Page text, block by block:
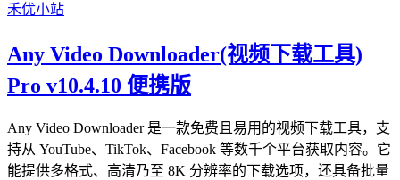
Any Video Downloader(视频下载工具)
Pro v10.4.10 便携版
Any Video Downloader 是一款免费且易用的视频下载工具，支
持从 YouTube、TikTok、Facebook 等数千个平台获取内容。它
能提供多格式、高清乃至 8K 分辨率的下载选项，还具备批量